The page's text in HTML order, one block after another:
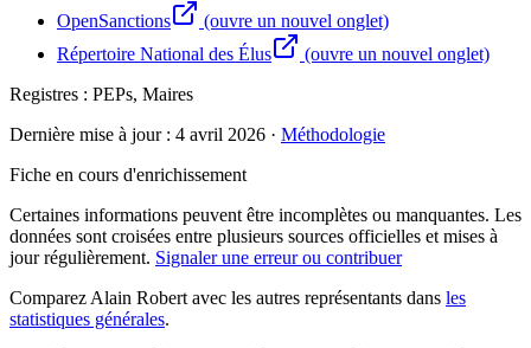
OpenSanctions
(ouvre un nouvel onglet)
Répertoire National des Élus
(ouvre un nouvel onglet)
Registres : PEPs, Maires
Dernière mise à jour : 4 avril 2026 · Méthodologie
Fiche en cours d'enrichissement
Certaines informations peuvent être incomplètes ou manquantes. Les
données sont croisées entre plusieurs sources officielles et mises à
jour régulièrement. Signaler une erreur ou contribuer
Comparez Alain Robert avec les autres représentants dans les
statistiques générales.